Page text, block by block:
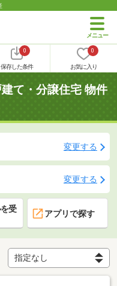
0
保存した条件
0
お気に入り
て・分譲住宅 物件
変更する
変更する
受
アプリで探す